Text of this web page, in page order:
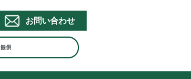
お問い合わせ